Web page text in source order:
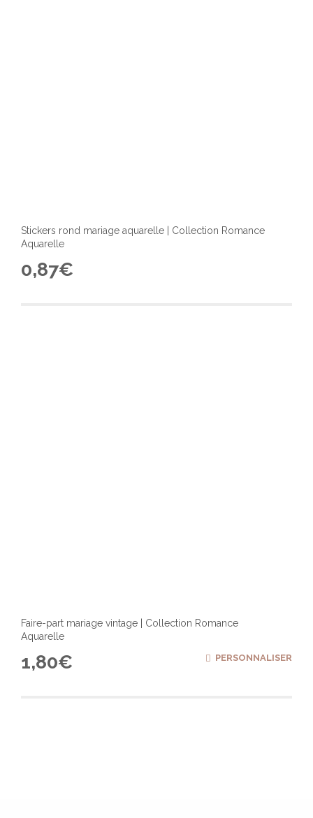
Stickers rond mariage aquarelle | Collection Romance
Aquarelle
0,87€
Faire-part mariage vintage | Collection Romance
Aquarelle
1,80€ PERSONNALISER